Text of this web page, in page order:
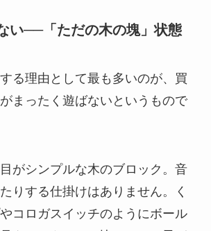
い──「ただの木の塊」状態
る理由として最も多いのが、買
まったく遊ばないというもので
がシンプルな木のブロック。音
りする仕掛けはありません。く
コロガスイッチのようにボール